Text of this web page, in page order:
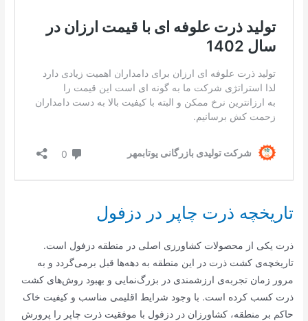
تاریخچه ذرت چاپر در دزفول
ذرت یکی از محصولات کشاورزی اصلی در منطقه دزفول است.
تاریخچه‌ی کشت ذرت در این منطقه به دهه‌ها قبل برمی‌گردد و به
مرور زمان تجربه‌ی ارزشمندی در بزرگ‌نمایی و بهبود روش‌های کشت
ذرت کسب کرده است. با وجود شرایط اقلیمی مناسب و کیفیت خاک
حاکم بر منطقه، کشاورزان در دزفول با موفقیت ذرت چاپر را پرورش